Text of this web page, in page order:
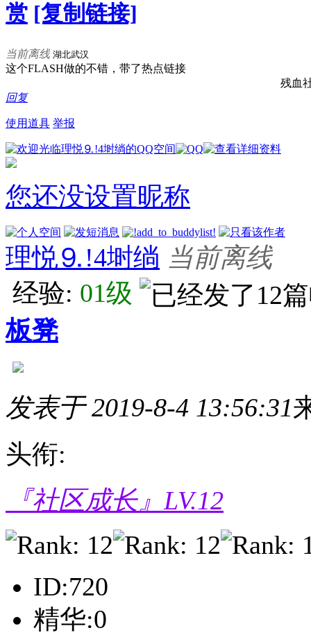
赏 [复制链接]
当前离线 湖北武汉
这个FLASH做的不错，带了热点链接
残血
回复
使用道具 举报
您还没设置昵称
理悦⒐!4埘绱 当前离线
经验: 01级
板凳
发表于 2019-8-4 13:56:31
头衔:
『社区成长』LV.12
ID:720
精华:0